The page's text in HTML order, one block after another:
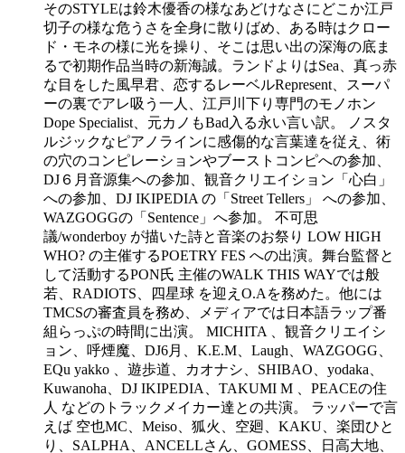
そのSTYLEは鈴木優香の様なあどけなさにどこか江戸
切子の様な危うさを全身に散りばめ、ある時はクロー
ド・モネの様に光を操り、そこは思い出の深海の底ま
るで初期作品当時の新海誠。ランドよりはSea、真っ赤
な目をした風早君、恋するレーベルRepresent、スーパ
ーの裏でアレ吸う一人、江戸川下り専門のモノホン
Dope Specialist、元カノもBad入る永い言い訳。 ノスタ
ルジックなピアノラインに感傷的な言葉達を従え、術
の穴のコンピレーションやブーストコンピへの参加、
DJ６月音源集への参加、観音クリエイション「心白」
への参加、DJ IKIPEDIA の「Street Tellers」 への参加、
WAZGOGGの「Sentence」へ参加。 不可思
議/wonderboy が描いた詩と音楽のお祭り LOW HIGH
WHO? の主催するPOETRY FES への出演。舞台監督と
して活動するPON氏 主催のWALK THIS WAYでは般
若、RADIOTS、四星球 を迎えO.Aを務めた。他には
TMCSの審査員を務め、メディアでは日本語ラップ番
組らっぷの時間に出演。 MICHITA 、観音クリエイシ
ョン、呼煙魔、DJ6月、K.E.M、Laugh、WAZGOGG、
EQu yakko 、遊歩道、カオナシ、SHIBAO、yodaka、
Kuwanoha、DJ IKIPEDIA、TAKUMI M 、PEACEの住
人 などのトラックメイカー達との共演。 ラッパーで言
えば 空也MC、Meiso、狐火、空廻、KAKU、楽団ひと
り、SALPHA、ANCELLさん、GOMESS、日高大地、